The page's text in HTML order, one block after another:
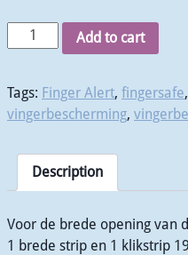
Add to cart
Tags: Finger Alert, fingersafe,
vingerbescherming,
Description
Voor de brede opening van
1 brede strip en 1 klikstrip